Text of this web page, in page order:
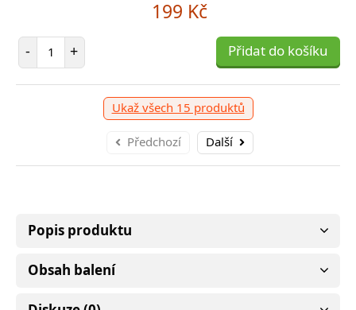
199 Kč
- Počet položek
+ Přidat do košíku
Ukaž všech 15 produktů
Předchozí Další
Přidat do košíku
1 790 Kč
položek
+ Přidat do košíku -
Popis produktu
Obsah balení